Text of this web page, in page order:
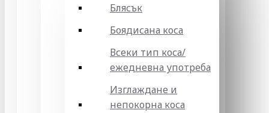
Блясък
Боядисана коса
Всеки тип коса/
ежедневна употреба
Изглаждане и
непокорна коса